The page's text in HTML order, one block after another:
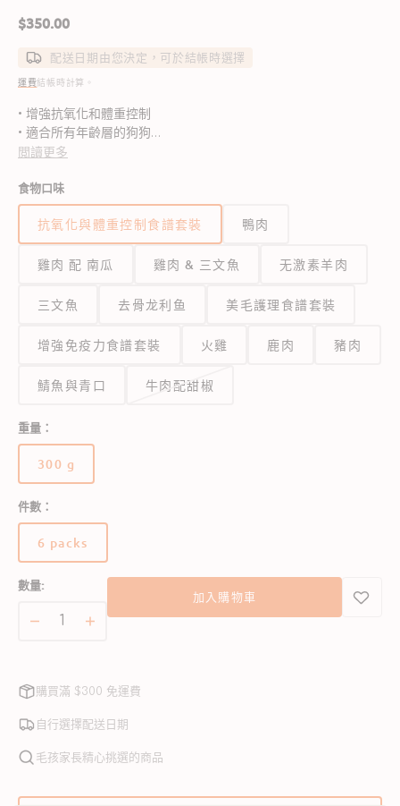
定
$350.00
配送日期由您決定，可於結帳時選擇
運費結帳時計算。
• 增強抗氧化和體重控制
• 適合所有年齡層的狗狗
閲讀更多
食物口味
抗氧化與體重控制食譜套裝 鴨肉
雞肉 配 南瓜 雞肉 & 三文魚 无激素羊肉
三文魚 去骨龙利鱼 美毛護理食譜套裝
增強免疫力食譜套裝 火雞 鹿肉 豬肉
鯖魚與青口 牛肉配甜椒
重量：
300 g
版
售
完
或
使
件數：
6 packs
版
完
法
使
用
數量:
MyHappii
鮮
食
穀
MyHappii
鮮
食
穀
加入購物車
購買滿 $300 免運費
自行選擇配送日期
毛孩家長精心挑選的商品